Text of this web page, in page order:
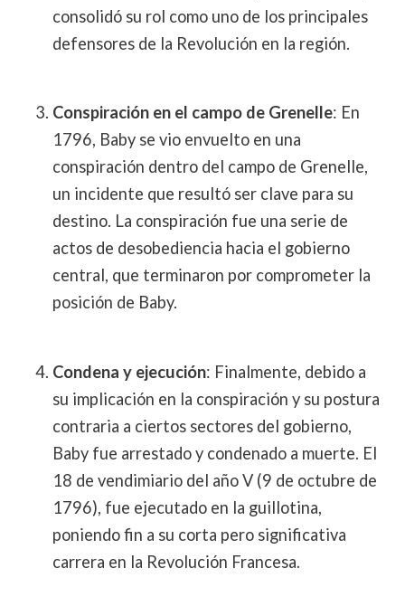
consolidó su rol como uno de los principales
defensores de la Revolución en la región.
Conspiración en el campo de Grenelle: En
1796, Baby se vio envuelto en una
conspiración dentro del campo de Grenelle,
un incidente que resultó ser clave para su
destino. La conspiración fue una serie de
actos de desobediencia hacia el gobierno
central, que terminaron por comprometer la
posición de Baby.
Condena y ejecución: Finalmente, debido a
su implicación en la conspiración y su postura
contraria a ciertos sectores del gobierno,
Baby fue arrestado y condenado a muerte. El
18 de vendimiario del año V (9 de octubre de
1796), fue ejecutado en la guillotina,
poniendo fin a su corta pero significativa
carrera en la Revolución Francesa.